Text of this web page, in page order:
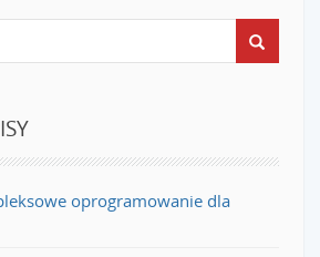
oprogramowanie dla